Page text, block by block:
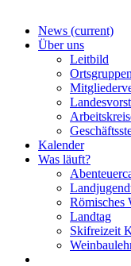
News (current)
Über uns
Leitbild
Ortsgruppen
Kalender
Was läuft?
Römisches
Landtag
Skifreizeit